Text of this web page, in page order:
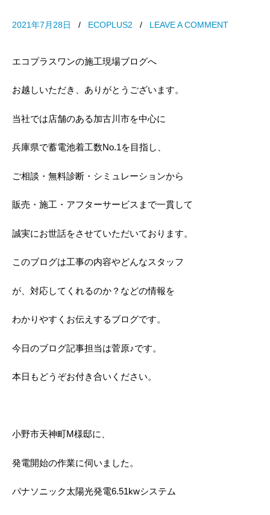
2021年7月28日 / ECOPLUS2 / LEAVE A COMMENT
エコプラスワンの施工現場ブログへ
お越しいただき、ありがとうございます。
当社では店舗のある加古川市を中心に
兵庫県で蓄電池着工数No.1を目指し、
ご相談・無料診断・シミュレーションから
販売・施工・アフターサービスまで一貫して
誠実にお世話をさせていただいております。
このブログは工事の内容やどんなスタッフ
が、対応してくれるのか？などの情報を
わかりやすくお伝えするブログです。
今日のブログ記事担当は菅原♪です。
本日もどうぞお付き合いください。
小野市天神町M様邸に、
発電開始の作業に伺いました。
パナソニック太陽光発電6.51kwシステム